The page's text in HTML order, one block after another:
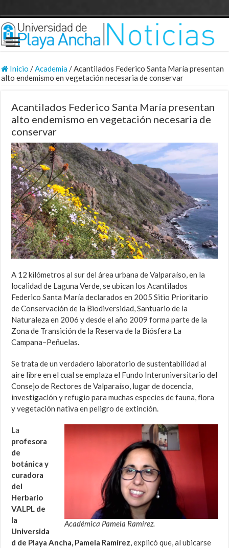
Inicio /Academia/Acantilados Federico Santa María presentan
alto endemismo en vegetación necesaria de conservar
Acantilados Federico Santa María presentan
alto endemismo en vegetación necesaria de
conservar
A 12 kilómetros al sur del área urbana de Valparaíso, en la
localidad de Laguna Verde, se ubican los Acantilados
Federico Santa María declarados en 2005 Sitio Prioritario
de Conservación de la Biodiversidad, Santuario de la
Naturaleza en 2006 y desde el año 2009 forma parte de la
Zona de Transición de la Reserva de la Biósfera La
Campana–Peñuelas.
Se trata de un verdadero laboratorio de sustentabilidad al
aire libre en el cual se emplaza el Fundo Interuniversitario del
Consejo de Rectores de Valparaíso, lugar de docencia,
investigación y refugio para muchas especies de fauna, flora
y vegetación nativa en peligro de extinción.
Académica Pamela Ramírez.
La
profesora
de
botánica y
curadora
del
Herbario
VALPL de
la
Universida
d de Playa Ancha, Pamela Ramírez, explicó que, al ubicarse